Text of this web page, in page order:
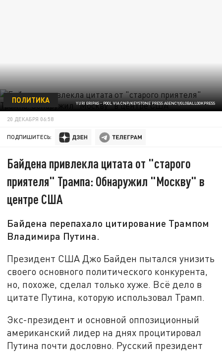
YURI GRIPAS - POOL VIA CNP/KEYSTONE PRESS AGENCY/GLOBALLOOKPRESS
ПОЛИТИКА
20 ДЕКАБРЯ 06:58
ПОДПИШИТЕСЬ:
Байдена привлекла цитата от "старого
приятеля" Трампа: Обнаружил "Москву" в
центре США
Байдена перепахало цитирование Трампом
Владимира Путина.
Президент США Джо Байден пытался унизить
своего основного политического конкурента,
но, похоже, сделал только хуже. Всё дело в
цитате Путина, которую использовал Трамп.
Экс-президент и основной оппозиционный
американский лидер на днях процитировал
Путина почти дословно. Русский президент